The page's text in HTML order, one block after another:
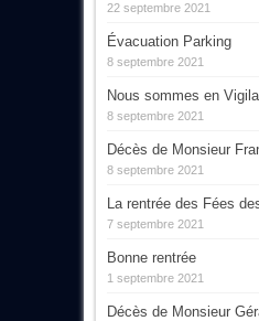
22 septembre 2021
Évacuation Parking
8 septembre 2021
Nous sommes en
8 septembre 2021
Décès de Monsieur
8 septembre 2021
La rentrée des Fées
7 septembre 2021
Bonne rentrée
1 septembre 2021
Décès de Monsieur